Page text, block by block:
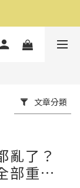
文章分類
亂了？
部重新